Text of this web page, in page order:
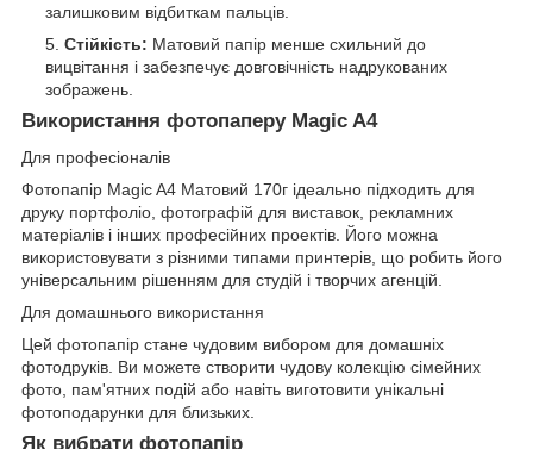
залишковим відбиткам пальців.
Стійкість: Матовий папір менше схильний до
вицвітання і забезпечує довговічність надрукованих
зображень.
Використання фотопаперу Magic A4
Для професіоналів
Фотопапір Magic A4 Матовий 170г ідеально підходить для
друку портфоліо, фотографій для виставок, рекламних
матеріалів і інших професійних проектів. Його можна
використовувати з різними типами принтерів, що робить його
універсальним рішенням для студій і творчих агенцій.
Для домашнього використання
Цей фотопапір стане чудовим вибором для домашніх
фотодруків. Ви можете створити чудову колекцію сімейних
фото, пам'ятних подій або навіть виготовити унікальні
фотоподарунки для близьких.
Як вибрати фотопапір